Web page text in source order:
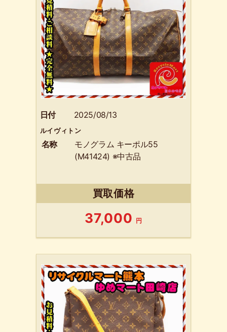
日付 2025/08/13
ルイヴィトン
名称
モノグラム キーポル55
(M41424) ※中古品
買取価格
37,000 円